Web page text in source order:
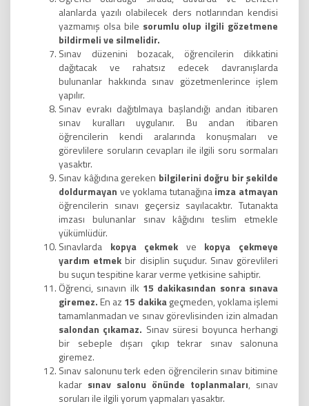
alanlarda yazılı olabilecek ders notlarından kendisi
yazmamış olsa bile sorumlu olup ilgili gözetmene
bildirmeli ve silmelidir.
Sınav düzenini bozacak, öğrencilerin dikkatini
dağıtacak ve rahatsız edecek davranışlarda
bulunanlar hakkında sınav gözetmenlerince işlem
yapılır.
Sınav evrakı dağıtılmaya başlandığı andan itibaren
sınav kuralları uygulanır. Bu andan itibaren
öğrencilerin kendi aralarında konuşmaları ve
görevlilere soruların cevapları ile ilgili soru sormaları
yasaktır.
Sınav kâğıdına gereken bilgilerini doğru bir şekilde
doldurmayan ve yoklama tutanağınaimza atmayan
öğrencilerin sınavı geçersiz sayılacaktır. Tutanakta
imzası bulunanlar sınav kâğıdını teslim etmekle
yükümlüdür.
Sınavlarda kopya çekmek ve kopya çekmeye
yardım etmek bir disiplin suçudur. Sınav görevlileri
bu suçun tespitine karar verme yetkisine sahiptir.
Öğrenci, sınavın ilk 15 dakikasından sonra sınava
giremez. En az 15 dakikageçmeden, yoklama işlemi
tamamlanmadan ve sınav görevlisinden izin almadan
salondan çıkamaz. Sınav süresi boyunca herhangi
bir sebeple dışarı çıkıp tekrar sınav salonuna
giremez.
Sınav salonunu terk eden öğrencilerin sınav bitimine
kadar sınav salonu önünde toplanmaları, sınav
soruları ile ilgili yorum yapmaları yasaktır.